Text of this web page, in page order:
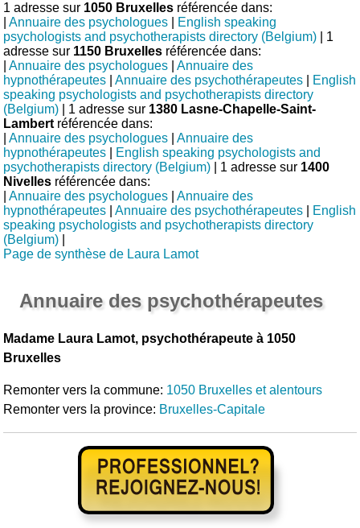
1 adresse sur 1050 Bruxelles référencée dans:
|Annuaire des psychologues
English speaking
psychologists and psychotherapists directory (Belgium) | 1
adresse sur 1150 Bruxelles référencée dans:
|Annuaire des psychologues |Annuaire des
hypnothérapeutes |Annuaire des psychothérapeutes
English
speaking psychologists and psychotherapists directory
(Belgium) | 1 adresse sur 1380 Lasne-Chapelle-Saint-
Lambert référencée dans:
|Annuaire des psychologues |Annuaire des
hypnothérapeutes
English speaking psychologists and
psychotherapists directory (Belgium) | 1 adresse sur 1400
Nivelles référencée dans:
|Annuaire des psychologues |Annuaire des
hypnothérapeutes |Annuaire des psychothérapeutes
English
speaking psychologists and psychotherapists directory
(Belgium)
Page de synthèse de Laura Lamot
Annuaire des psychothérapeutes
Madame Laura Lamot, psychothérapeute à 1050
Bruxelles
Remonter vers la commune: 1050 Bruxelles et alentours
Remonter vers la province: Bruxelles-Capitale